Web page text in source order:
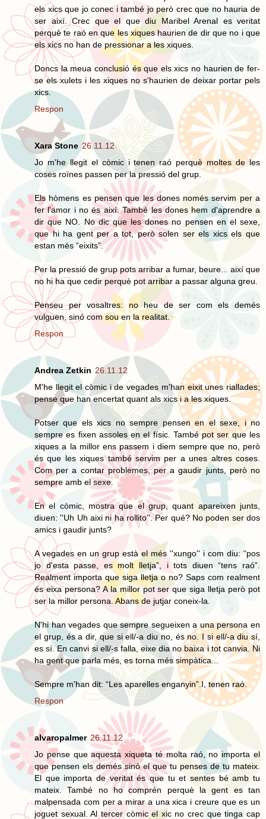
els xics que jo conec i també jo però crec que no hauria de
ser així. Crec que el que diu Maribel Arenal es veritat
perquè te raó en que les xiques haurien de dir que no i que
els xics no han de pressionar a les xiques.
Doncs la meua conclusió és que els xics no haurien de fer-
se els xulets i les xiques no s'haurien de deixar portar pels
xics.
Respon
Xara Stone 26.11.12
Jo m'he llegit el còmic i tenen raó perquè moltes de les
coses roïnes passen per la pressió del grup.
Els hòmens es pensen que les dones només servim per a
fer l'amor i no és així. També les dones hem d'aprendre a
dir que NO. No dic que les dones no pensen en el sexe,
que hi ha gent per a tot, però solen ser els xics els que
estan més “eixits”.
Per la pressió de grup pots arribar a fumar, beure... així que
no hi ha que cedir perquè pot arribar a passar alguna greu.
Penseu per vosaltres: no heu de ser com els demés
vulguen, sinó com sou en la realitat.
Respon
Andrea Zetkin 26.11.12
M'he llegit el còmic i de vegades m'han eixit unes riallades;
pense que han encertat quant als xics i a les xiques.
Potser que els xics no sempre pensen en el sexe, i no
sempre es fixen assoles en el físic. També pot ser que les
xiques a la millor ens passem i diem sempre que no, però
és que les xiques també servim per a unes altres coses.
Com per a contar problemes, per a gaudir junts, però no
sempre amb el sexe.
En el còmic, mostra que el grup, quant apareixen junts,
diuen: ''Uh Uh aixi ni ha rollito''. Per qué? No poden ser dos
amics i gaudir junts?
A vegades en un grup està el més ''xungo'' i com diu: “pos
jo d'esta passe, es molt lletja”, i tots diuen “tens raó”.
Realment importa que siga lletja o no? Saps com realment
és eixa persona? A la millor pot ser que siga lletja però pot
ser la millor persona. Abans de jutjar coneix-la.
N'hi han vegades que sempre segueixen a una persona en
el grup, és a dir, que si ell/-a diu no, és no. I si ell/-a diu sí,
es sí. En canvi si ell/-s falla, eixe dia no baixa i tot canvia. Ni
ha gent que parla més, es torna més simpàtica...
Sempre m'han dit: “Les aparelles enganyin”.I, tenen raó.
Respon
alvaropalmer 26.11.12
Jo pense que aquesta xiqueta té molta raó, no importa el
que pensen els demés sinó el que tu penses de tu mateix.
El que importa de veritat és que tu et sentes bé amb tu
mateix. També no ho comprén perquè la gent es tan
malpensada com per a mirar a una xica i creure que es un
joguet sexual. Al tercer còmic el xic no crec que tinga cap